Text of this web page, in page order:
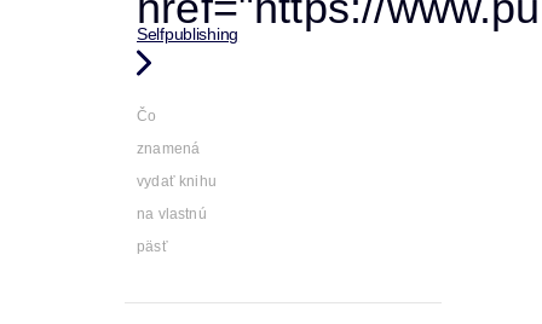
Selfpublishing
Čo
znamená
vydať knihu
na vlastnú
päsť